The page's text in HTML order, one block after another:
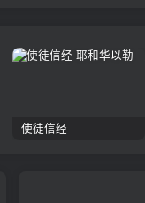
使徒信经